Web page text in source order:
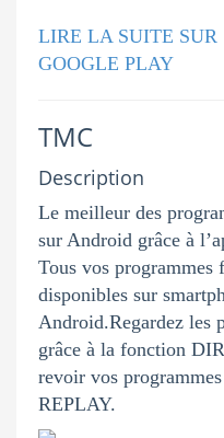
LIRE LA SUITE SUR
GOOGLE PLAY
TMC
Description
Le meilleur des
sur Android grâce à
Tous vos programmes
disponibles sur
Android.Regardez les
grâce à la fonction
revoir vos
REPLAY.